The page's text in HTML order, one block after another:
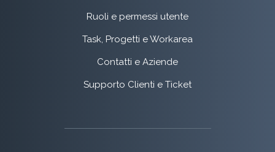
Ruoli e permessi utente
Task, Progetti e Workarea
Contatti e Aziende
Supporto Clienti e Ticket